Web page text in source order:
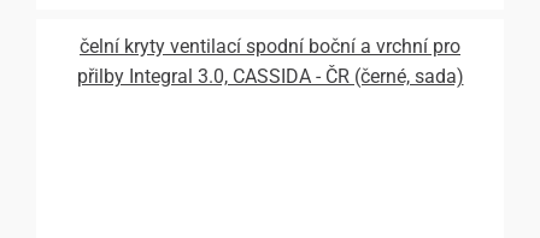
čelní kryty ventilací spodní boční a vrchní pro
přilby Integral 3.0, CASSIDA - ČR (černé, sada)